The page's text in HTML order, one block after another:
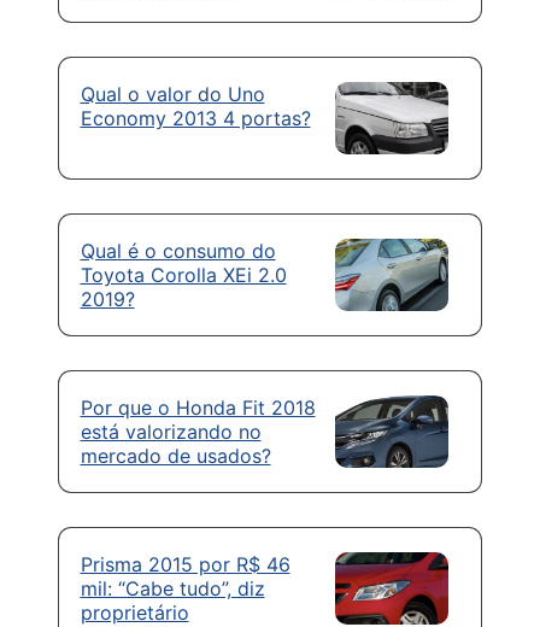
Qual o valor do Uno
Economy 2013 4 portas?
Qual é o consumo do
Toyota Corolla XEi 2.0
2019?
Por que o Honda Fit 2018
está valorizando no
mercado de usados?
Prisma 2015 por R$ 46
mil: “Cabe tudo”, diz
proprietário